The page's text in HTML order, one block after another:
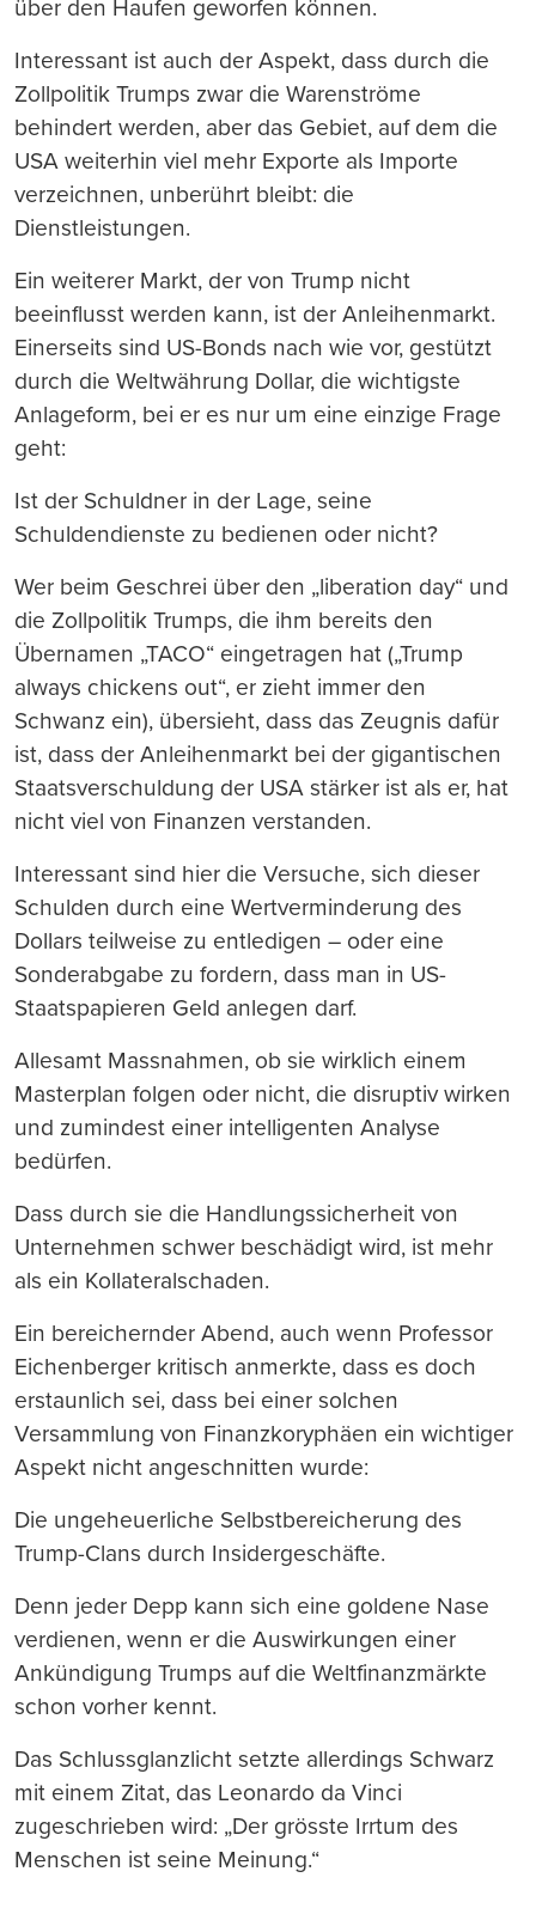
über den Haufen geworfen können.
Interessant ist auch der Aspekt, dass durch die
Zollpolitik Trumps zwar die Warenströme
behindert werden, aber das Gebiet, auf dem die
USA weiterhin viel mehr Exporte als Importe
verzeichnen, unberührt bleibt: die
Dienstleistungen.
Ein weiterer Markt, der von Trump nicht
beeinflusst werden kann, ist der Anleihenmarkt.
Einerseits sind US-Bonds nach wie vor, gestützt
durch die Weltwährung Dollar, die wichtigste
Anlageform, bei er es nur um eine einzige Frage
geht:
Ist der Schuldner in der Lage, seine
Schuldendienste zu bedienen oder nicht?
Wer beim Geschrei über den „liberation day“ und
die Zollpolitik Trumps, die ihm bereits den
Übernamen „TACO“ eingetragen hat („Trump
always chickens out“, er zieht immer den
Schwanz ein), übersieht, dass das Zeugnis dafür
ist, dass der Anleihenmarkt bei der gigantischen
Staatsverschuldung der USA stärker ist als er, hat
nicht viel von Finanzen verstanden.
Interessant sind hier die Versuche, sich dieser
Schulden durch eine Wertverminderung des
Dollars teilweise zu entledigen – oder eine
Sonderabgabe zu fordern, dass man in US-
Staatspapieren Geld anlegen darf.
Allesamt Massnahmen, ob sie wirklich einem
Masterplan folgen oder nicht, die disruptiv wirken
und zumindest einer intelligenten Analyse
bedürfen.
Dass durch sie die Handlungssicherheit von
Unternehmen schwer beschädigt wird, ist mehr
als ein Kollateralschaden.
Ein bereichernder Abend, auch wenn Professor
Eichenberger kritisch anmerkte, dass es doch
erstaunlich sei, dass bei einer solchen
Versammlung von Finanzkoryphäen ein wichtiger
Aspekt nicht angeschnitten wurde:
Die ungeheuerliche Selbstbereicherung des
Trump-Clans durch Insidergeschäfte.
Denn jeder Depp kann sich eine goldene Nase
verdienen, wenn er die Auswirkungen einer
Ankündigung Trumps auf die Weltfinanzmärkte
schon vorher kennt.
Das Schlussglanzlicht setzte allerdings Schwarz
mit einem Zitat, das Leonardo da Vinci
zugeschrieben wird: „Der grösste Irrtum des
Menschen ist seine Meinung.“